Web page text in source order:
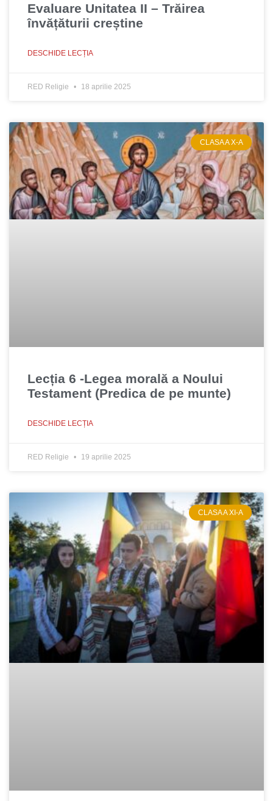
Evaluare Unitatea II – Trăirea
învățăturii creștine
DESCHIDE LECȚIA
RED Religie 18 aprilie 2025
CLASA A X-A
Lecția 6 -Legea morală a Noului
Testament (Predica de pe munte)
DESCHIDE LECȚIA
RED Religie 19 aprilie 2025
CLASA A XI-A